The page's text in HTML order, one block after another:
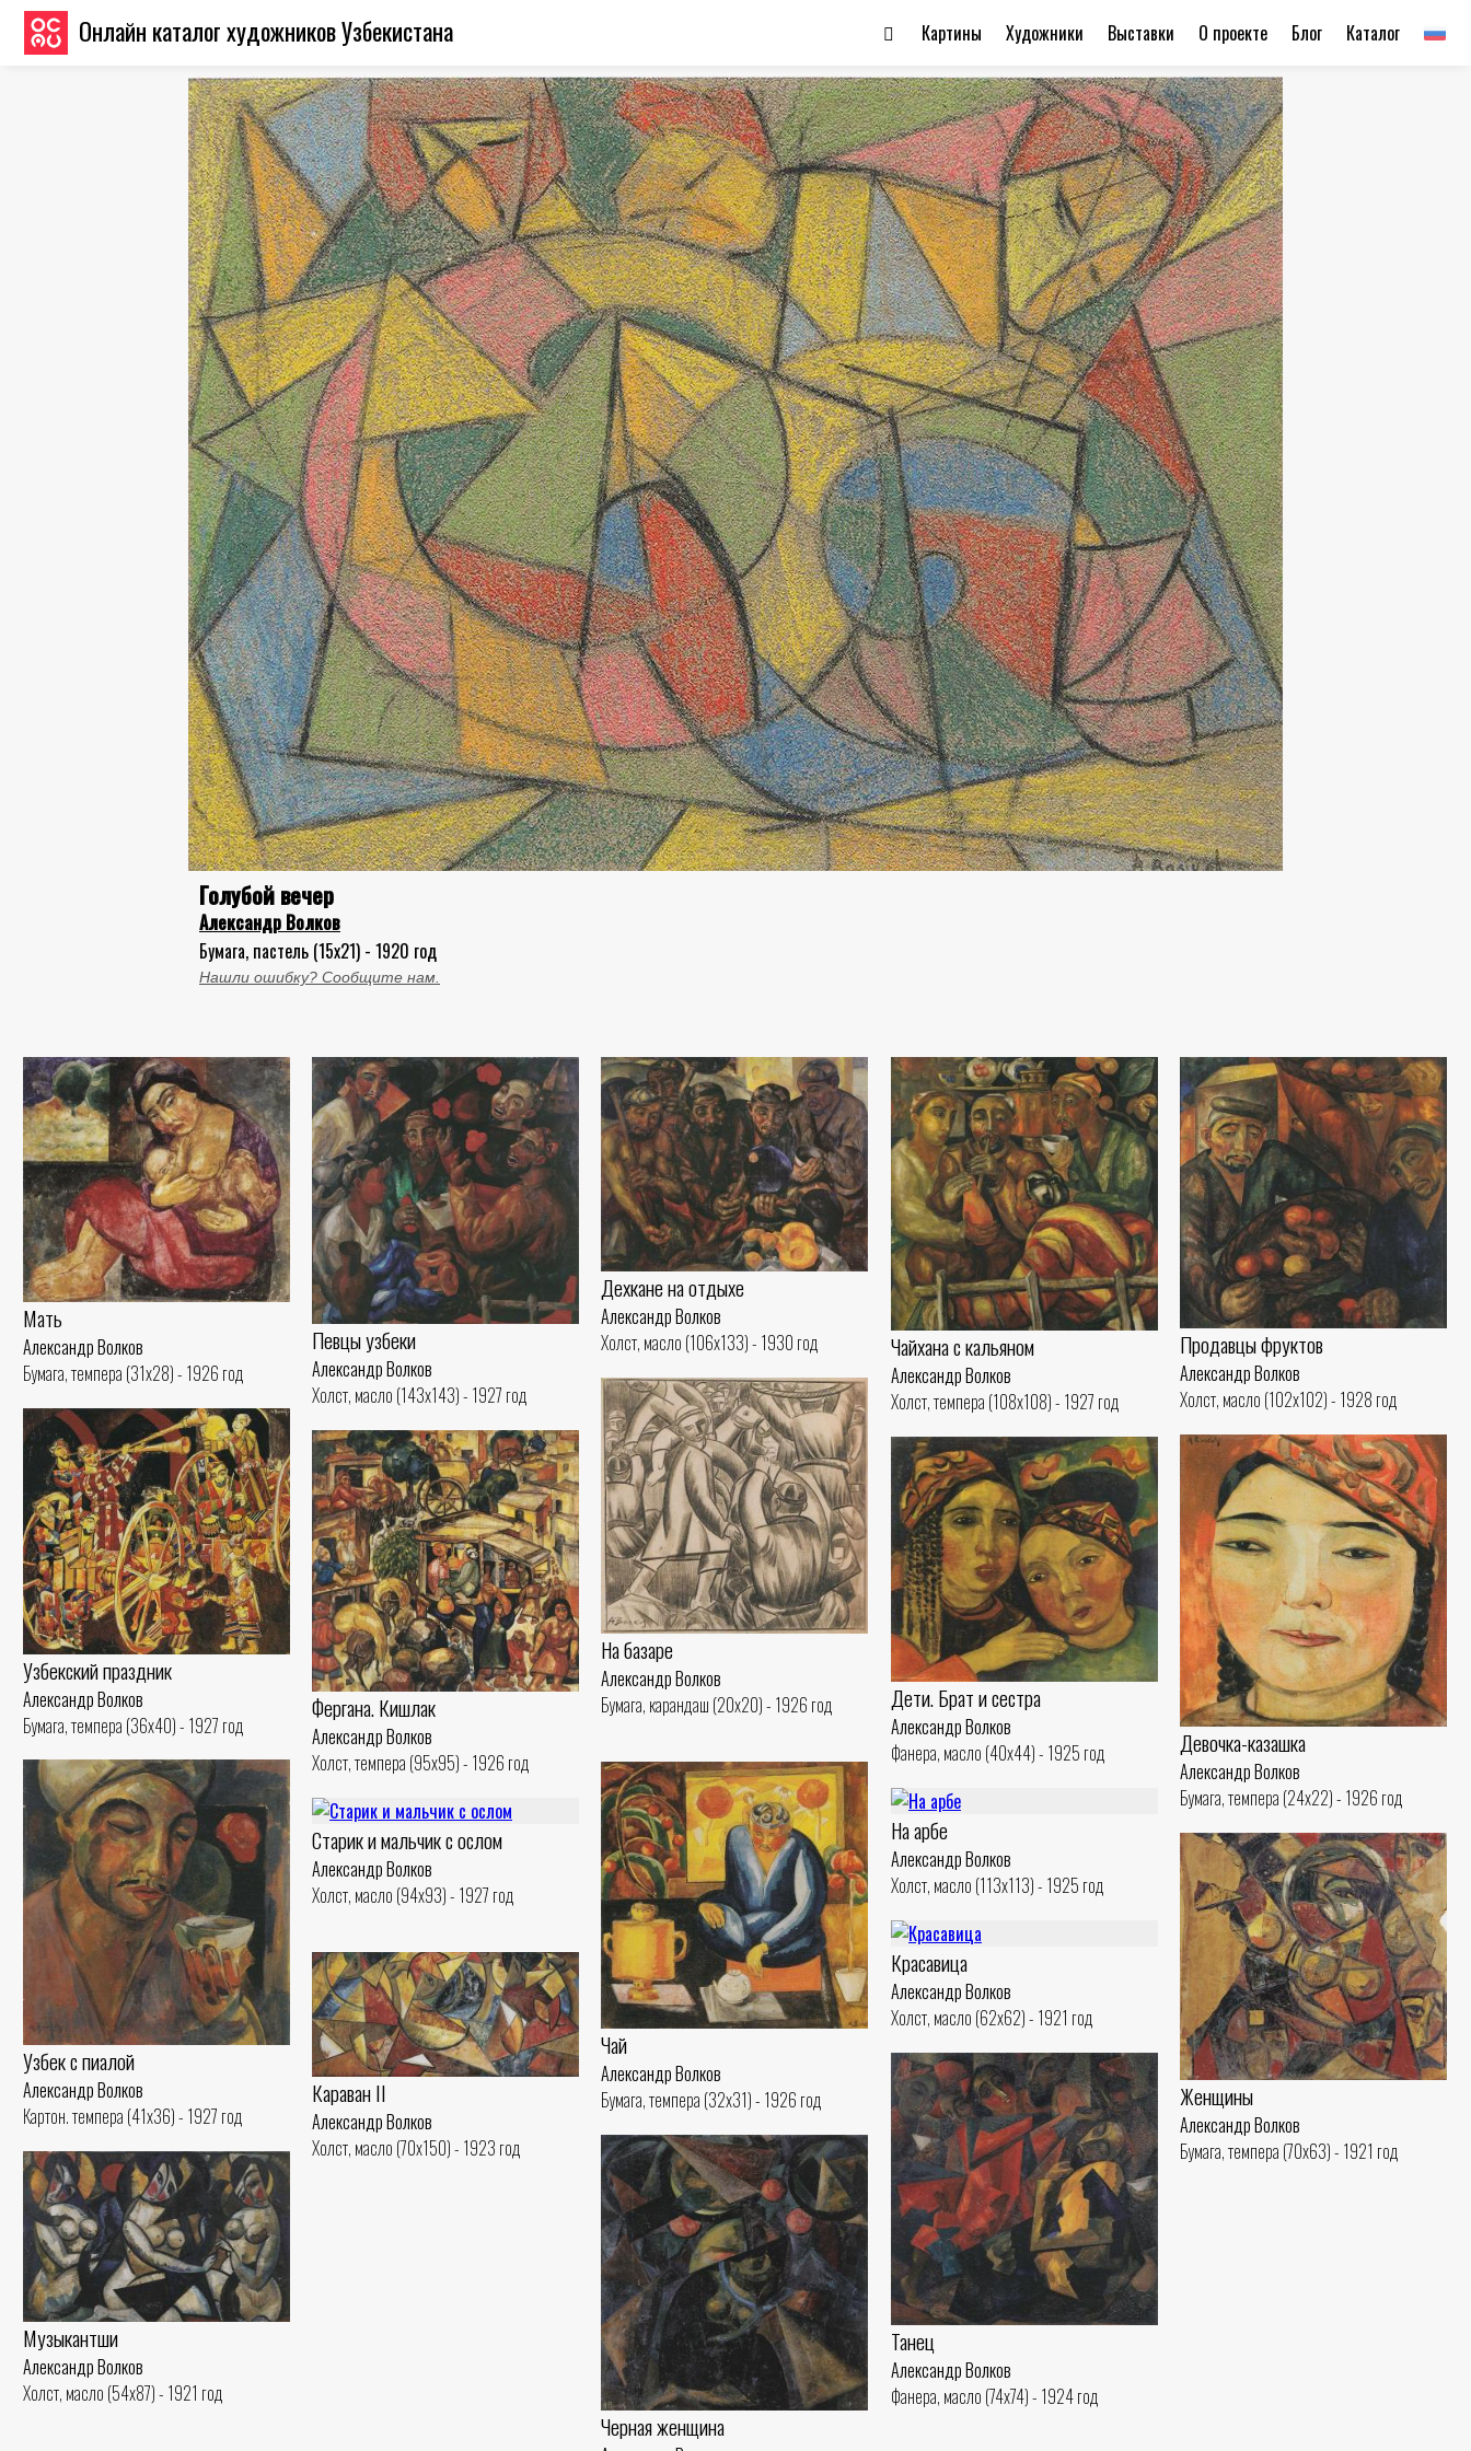
Онлайн каталог художников Узбекистана Каталог
Блог
О проекте
Выставки
Художники
Картины
Голубой вечер
Александр Волков
Бумага, пастель (15x21) - 1920 год
Нашли ошибку? Сообщите нам.
Мать
Александр Волков
Бумага, темпера (31x28) - 1926 год
Певцы узбеки
Александр Волков
Холст, масло (143x143) - 1927 год
Дехкане на отдыхе
Александр Волков
Холст, масло (106x133) - 1930 год
Чайхана с кальяном
Александр Волков
Холст, темпера (108x108) - 1927 год
Продавцы фруктов
Александр Волков
Холст, масло (102x102) - 1928 год
На базаре
Александр Волков
Бумага, карандаш (20x20) - 1926 год
Узбекский праздник
Александр Волков
Бумага, темпера (36x40) - 1927 год
Фергана. Кишлак
Александр Волков
Холст, темпера (95x95) - 1926 год
Девочка-казашка
Александр Волков
Бумага, темпера (24x22) - 1926 год
Дети. Брат и сестра
Александр Волков
Фанера, масло (40x44) - 1925 год
Узбек с пиалой
Александр Волков
Картон. темпера (41x36) - 1927 год
Чай
Александр Волков
Бумага, темпера (32x31) - 1926 год
На арбе
Александр Волков
Холст, масло (113x113) - 1925 год
Старик и мальчик с ослом
Александр Волков
Холст, масло (94x93) - 1927 год
Женщины
Александр Волков
Бумага, темпера (70x63) - 1921 год
Красавица
Александр Волков
Холст, масло (62x62) - 1921 год
Караван II
Александр Волков
Холст, масло (70x150) - 1923 год
Танец
Александр Волков
Фанера, масло (74x74) - 1924 год
Черная женщина
Музыкантши
Александр Волков
Холст, масло (54x87) - 1921 год